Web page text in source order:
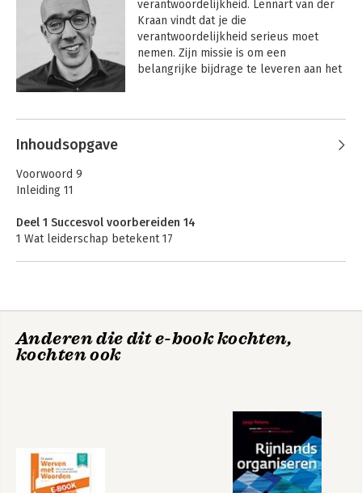
verantwoordelijkheid. Lennart van der
Kraan vindt dat je die
verantwoordelijkheid serieus moet
nemen. Zijn missie is om een
belangrijke bijdrage te leveren aan het
leiderschapscoach helpt hij
Andere boeken door Lennart van
der Kraan
Help/Hoera, ik ga
leidinggeven!
Help/Hoera, ik ga
Inhoudsopgave
Voorwoord 9
Inleiding 11
Deel 1 Succesvol voorbereiden 14
1 Wat leiderschap betekent 17
5 Leidinggeven aan je team 75
6 Je kostbare tijd indelen 93
Succesvol voorbereiden 131
Succesvol starten 133
Succesvol blijven 134
Anderen die dit e-book kochten,
kochten ook